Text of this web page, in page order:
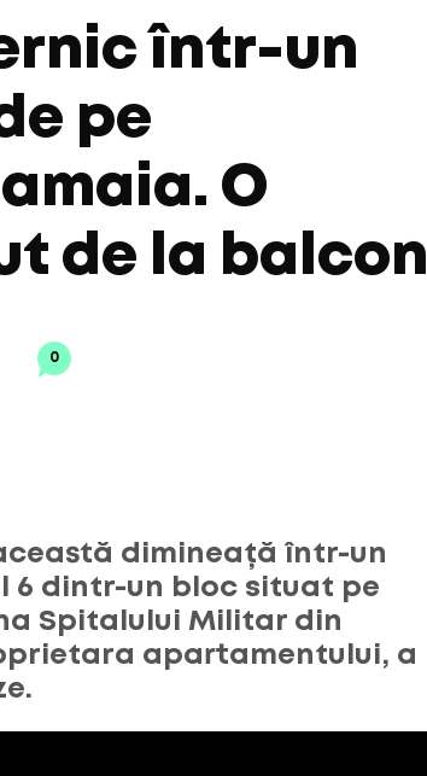
într-un
pe
O
de la balcon
0
dimineață într-un
dintr-un bloc situat pe
Spitalului Militar din
apartamentului, a